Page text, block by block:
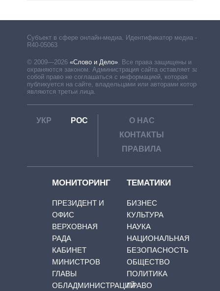
Субъект в сфере онлайн-медиа. Идентификатор медиа –
R40-05063
© 2009—2026 «Слово и Дело» Все права защищены и
охраняются законом. Администрация сайта оставляет за
собой право не соглашаться с информацией, которая
публикуется на сайте, владельцами или авторами которой
являются третьи лица.
УКР РОС
О НАС
КОНТАКТЫ
ПРАВИЛА
МОНИТОРИНГ
ПРЕЗИДЕНТ И
ОФИС
ВЕРХОВНАЯ
РАДА
КАБИНЕТ
МИНИСТРОВ
ГЛАВЫ
ОБЛАДМИНИСТРАЦИЙ
ТЕМАТИКИ
БИЗНЕС
КУЛЬТУРА
НАУКА
НАЦИОНАЛЬНАЯ
БЕЗОПАСНОСТЬ
ОБЩЕСТВО
ПОЛИТИКА
ПРАВО